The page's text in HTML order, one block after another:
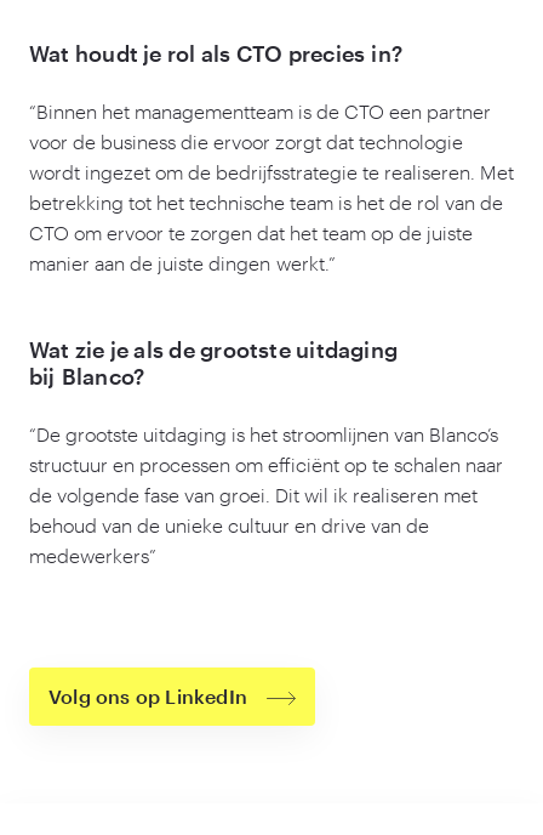
Wat houdt je rol als CTO precies in?
“Binnen het managementteam is de CTO een partner
voor de business die ervoor zorgt dat technologie
wordt ingezet om de bedrijfsstrategie te realiseren. Met
betrekking tot het technische team is het de rol van de
CTO om ervoor te zorgen dat het team op de juiste
manier aan de juiste dingen werkt.”
Wat zie je als de grootste uitdaging
bij Blanco?
“De grootste uitdaging is het stroomlijnen van Blanco’s
structuur en processen om efficiënt op te schalen naar
de volgende fase van groei. Dit wil ik realiseren met
behoud van de unieke cultuur en drive van de
medewerkers”
Volg ons op LinkedIn